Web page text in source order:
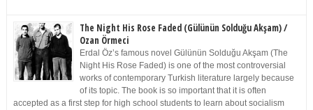
The Night His Rose Faded (Gülünün Solduğu Akşam) /
Ozan Örmeci
Erdal Öz’s famous novel Gülünün Solduğu Akşam (The
Night His Rose Faded) is one of the most controversial
works of contemporary Turkish literature largely because
of its topic. The book is so important that it is often
accepted as a first step for high school students to learn about socialism